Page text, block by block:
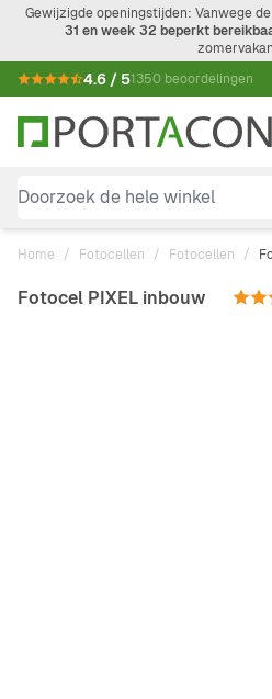
Ga naar de inhoud
Gewijzigde openingstijden: Vanwege
31 en week 32 beperkt
4.6 / 51350 beoordelingen
Doorzoek de hele winkel
Home / Fotocellen / Fotocellen /
Fotocel PIXEL inbouw